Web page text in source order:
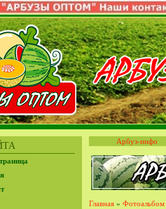
Арбуз-инфо
Главная » Фотоальбом